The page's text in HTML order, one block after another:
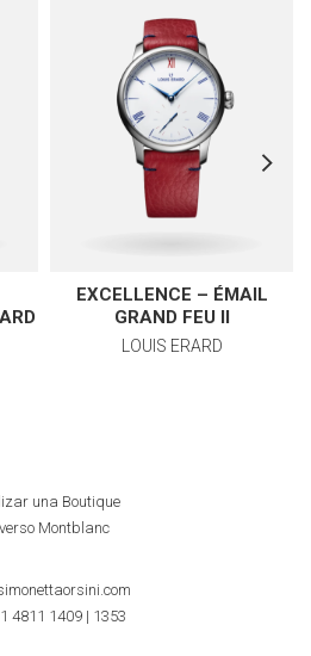
EXCELLENCE – ÉMAIL
GRAND FEU II
LOUIS ERARD
una Boutique
Montblanc
4811 1409| 1353